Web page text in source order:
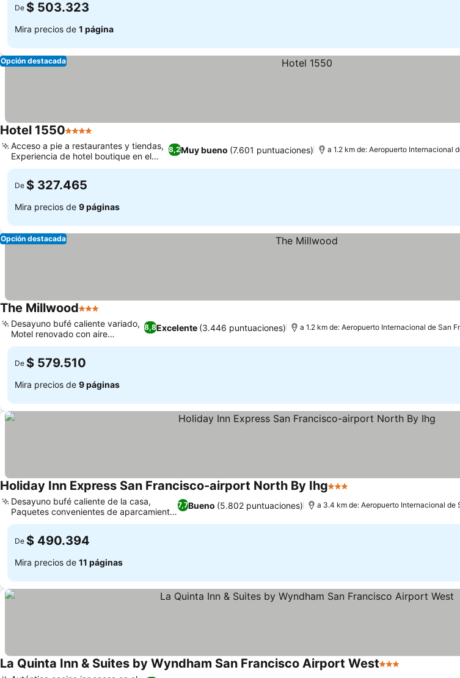
De $ 503.323
Mira precios de 1 página
Opción destacada
Hotel 15504 Estrellas
8,2Muy bueno (7.601 puntuaciones)
Acceso a pie a restaurantes y tiendas,
Experiencia de hotel boutique en el
aeropuerto
a 1.2 km de: Aeropuerto Internacional
De $ 327.465
Mira precios de 9 páginas
Opción destacada
The Millwood3 Estrellas
8,8Excelente (3.446 puntuaciones)
Desayuno bufé caliente variado,
Motel renovado con aire
boutique
a 1.2 km de: Aeropuerto Internacional de San
De $ 579.510
Mira precios de 9 páginas
Holiday Inn Express San Francisco-airport North By Ihg3 Estrellas
7,7Bueno (5.802 puntuaciones)
Desayuno bufé caliente de la casa,
Paquetes convenientes de aparcamiento
y estancia
a 3.4 km de: Aeropuerto Internacional de
De $ 490.394
Mira precios de 11 páginas
La Quinta Inn & Suites by Wyndham San Francisco Airport West3 Estrellas